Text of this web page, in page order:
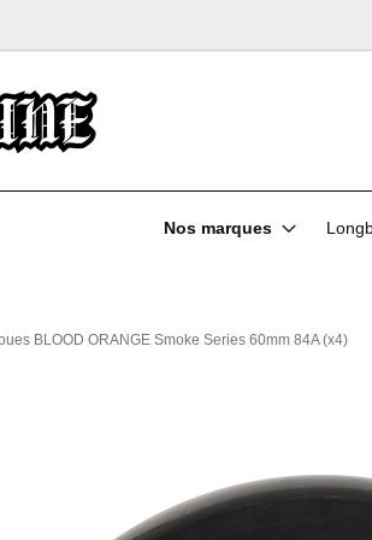
Nos marques
BLOOD ORANGE Smoke Series 60mm 84A (x4)